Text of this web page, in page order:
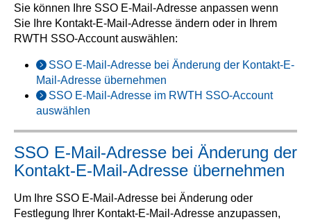
Sie können Ihre SSO E-Mail-Adresse anpassen wenn
Sie Ihre Kontakt-E-Mail-Adresse ändern oder in Ihrem
RWTH SSO-Account auswählen:
SSO E-Mail-Adresse bei Änderung der Kontakt-E-
Mail-Adresse übernehmen
SSO E-Mail-Adresse im RWTH SSO-Account
auswählen
SSO E-Mail-Adresse bei Änderung der
Kontakt-E-Mail-Adresse übernehmen
Um Ihre SSO E-Mail-Adresse bei Änderung oder
Festlegung Ihrer Kontakt-E-Mail-Adresse anzupassen,